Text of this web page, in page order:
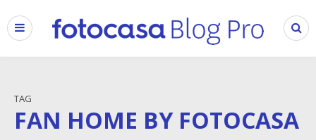
TAG
FAN HOME BY FOTOCASA